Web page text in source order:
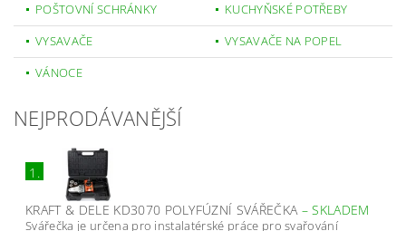
POŠTOVNÍ SCHRÁNKY
KUCHYŇSKÉ POTŘEBY
VYSAVAČE
VYSAVAČE NA POPEL
VÁNOCE
NEJPRODÁVANĚJŠÍ
1.
KRAFT & DELE KD3070 POLYFÚZNÍ SVÁŘEČKA –SKLADEM
Svářečka je určena pro instalatérské práce pro svařování